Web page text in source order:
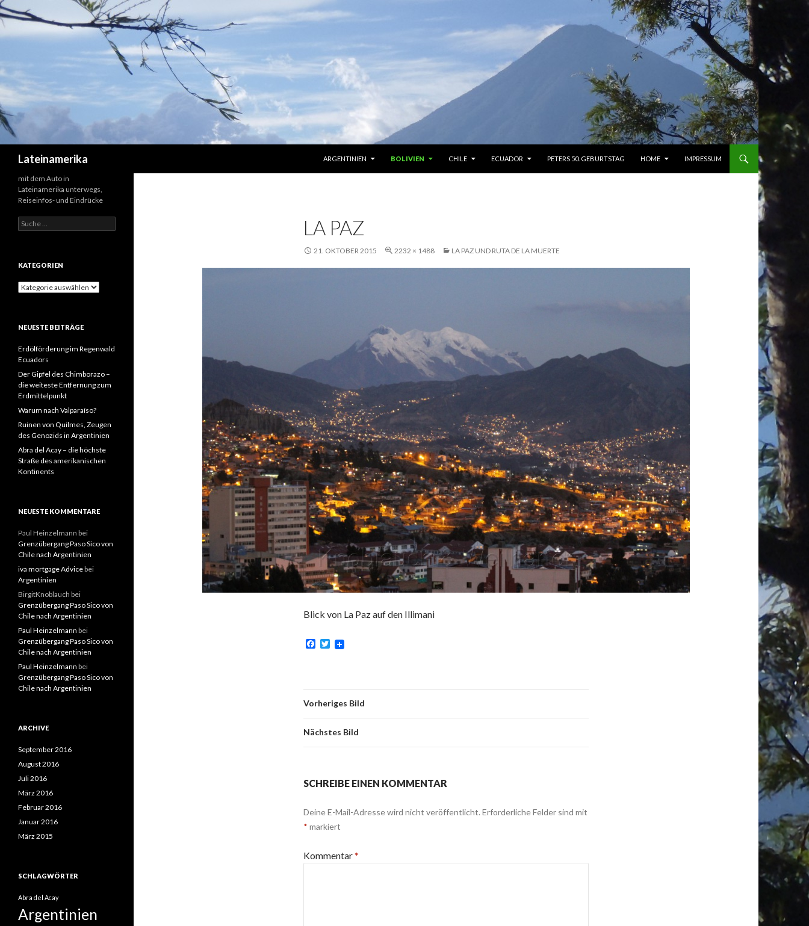
Lateinamerika
ARGENTINIEN
BOLIVIEN CHILE ECUADOR PETERS 50. GEBURTSTAG HOME IMPRESSUM
LA PAZ
21. OKTOBER 2015 2232 × 1488 LA PAZ UND RUTA DE LA MUERTE
Blick von La Paz auf den Illimani
F
o
o
T
e
r
Vorheriges Bild
Nächstes Bild
SCHREIBE EINEN KOMMENTAR
Deine E-Mail-Adresse wird nicht veröffentlicht. Erforderliche Felder sind mit
* markiert
Kommentar*
mit dem Auto in
Lateinamerika unterwegs,
Reiseinfos- und Eindrücke
Suche
nach:
KATEGORIEN
Kategorien
NEUESTE BEITRÄGE
Erdölförderung im Regenwald
Ecuadors
Der Gipfel des Chimborazo –
die weiteste Entfernung zum
Erdmittelpunkt
Warum nach Valparaíso?
Ruinen von Quilmes, Zeugen
des Genozids in Argentinien
Abra del Acay – die höchste
Straße des amerikanischen
Kontinents
NEUESTE KOMMENTARE
Paul Heinzelmann bei
Grenzübergang Paso Sico von
Chile nach Argentinien
iva mortgage Advicebei
Argentinien
BirgitKnoblauch bei
Grenzübergang Paso Sico von
Chile nach Argentinien
Paul Heinzelmann bei
Grenzübergang Paso Sico von
Chile nach Argentinien
Paul Heinzelmann bei
Grenzübergang Paso Sico von
Chile nach Argentinien
ARCHIVE
September 2016
August 2016
Juli 2016
März 2016
Februar 2016
Januar 2016
März 2015
SCHLAGWÖRTER
Abra del Acay
Argentinien